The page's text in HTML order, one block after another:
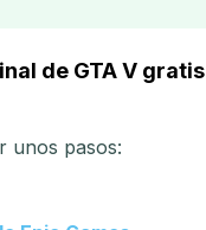
de GTA V gratis
unos pasos: